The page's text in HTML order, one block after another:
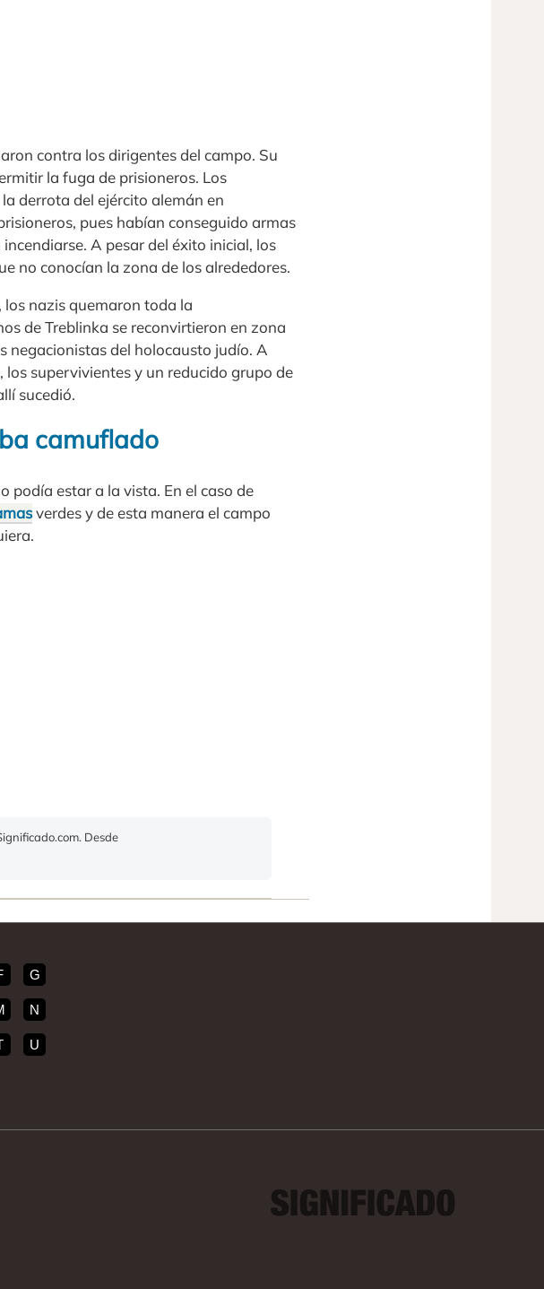
contra los dirigentes del campo. Su
la fuga de prisioneros. Los
derrota del ejército alemán en
pues habían conseguido armas
A pesar del éxito inicial, los
no conocían la zona de los alrededores.
nazis quemaron toda la
de Treblinka se reconvirtieron en zona
negacionistas del holocausto judío. A
los supervivientes y un reducido grupo de
sucedió.
camuflado
podía estar a la vista. En el caso de
verdes y de esta manera el campo
Desde
G
N
U